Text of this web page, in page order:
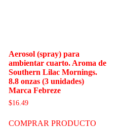
Aerosol (spray) para
ambientar cuarto. Aroma de
Southern Lilac Mornings.
8.8 onzas (3 unidades)
Marca Febreze
$16.49
COMPRAR PRODUCTO